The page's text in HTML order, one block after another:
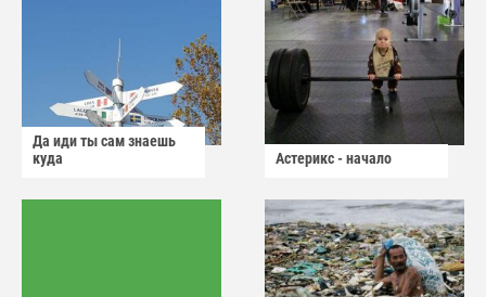
Да иди ты сам знаешь
куда
Астерикс - начало